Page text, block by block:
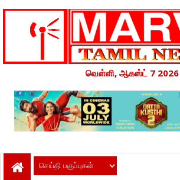
வெள்ளி, ஆகஸ்ட் 7 2026